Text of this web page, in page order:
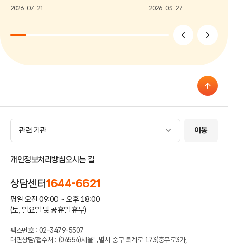
2026-07-21 2026-03-27
이전 다음
관련 기관
관련 기관 이동
개인정보처리방침오시는 길
상담센터1644-6621
평일 오전 09:00 ~ 오후 18:00
(토, 일요일 및 공휴일 휴무)
대면상담/접수처 : (04554)서울특별시 중구 퇴계로 173(충무로3가,
팩스번호 : 02-3479-5507